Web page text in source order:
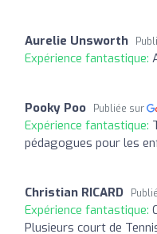
Aurelie Unsworth
Expérience fantastique:
Pooky Poo Publiée sur
Expérience fantastique:
pédagogues pour les
Christian RICARD
Expérience fantastique:
Plusieurs court de